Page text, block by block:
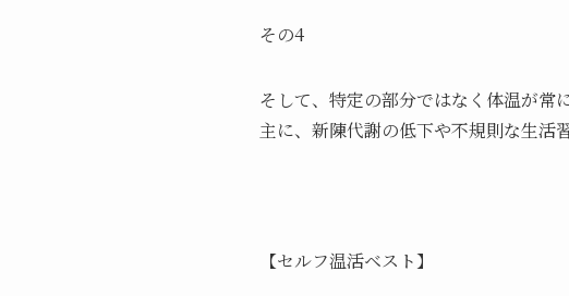
その4
そして、特定の部分ではなく体温が常
主に、新陳代謝の低下や不規則な生活
【セルフ温活ベスト】